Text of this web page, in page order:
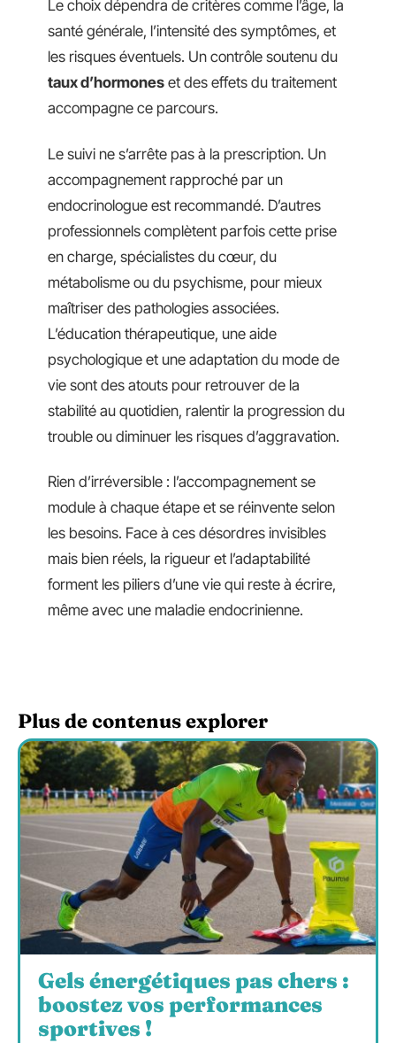
Le choix dépendra de critères comme l’âge, la
santé générale, l’intensité des symptômes, et
les risques éventuels. Un contrôle soutenu du
taux d’hormones et des effets du traitement
accompagne ce parcours.
Le suivi ne s’arrête pas à la prescription. Un
accompagnement rapproché par un
endocrinologue est recommandé. D’autres
professionnels complètent parfois cette prise
en charge, spécialistes du cœur, du
métabolisme ou du psychisme, pour mieux
maîtriser des pathologies associées.
L’éducation thérapeutique, une aide
psychologique et une adaptation du mode de
vie sont des atouts pour retrouver de la
stabilité au quotidien, ralentir la progression du
trouble ou diminuer les risques d’aggravation.
Rien d’irréversible : l’accompagnement se
module à chaque étape et se réinvente selon
les besoins. Face à ces désordres invisibles
mais bien réels, la rigueur et l’adaptabilité
forment les piliers d’une vie qui reste à écrire,
même avec une maladie endocrinienne.
Plus de contenus explorer
Gels énergétiques pas chers :
boostez vos performances
sportives !